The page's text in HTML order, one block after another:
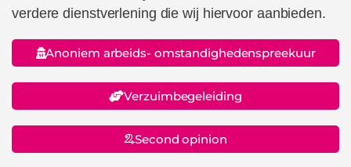
verdere dienstverlening die wij hiervoor aanbieden.
Anoniem arbeids- omstandighedenspreekuur
Verzuimbegeleiding
Second opinion